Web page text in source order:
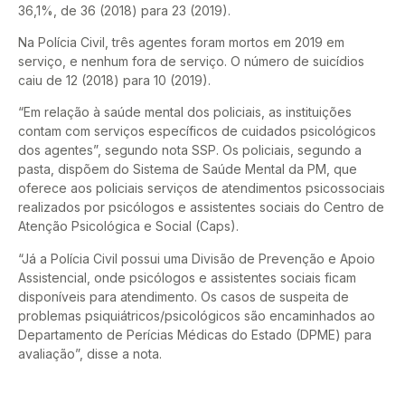
36,1%, de 36 (2018) para 23 (2019).
Na Polícia Civil, três agentes foram mortos em 2019 em
serviço, e nenhum fora de serviço. O número de suicídios
caiu de 12 (2018) para 10 (2019).
“Em relação à saúde mental dos policiais, as instituições
contam com serviços específicos de cuidados psicológicos
dos agentes”, segundo nota SSP. Os policiais, segundo a
pasta, dispõem do Sistema de Saúde Mental da PM, que
oferece aos policiais serviços de atendimentos psicossociais
realizados por psicólogos e assistentes sociais do Centro de
Atenção Psicológica e Social (Caps).
“Já a Polícia Civil possui uma Divisão de Prevenção e Apoio
Assistencial, onde psicólogos e assistentes sociais ficam
disponíveis para atendimento. Os casos de suspeita de
problemas psiquiátricos/psicológicos são encaminhados ao
Departamento de Perícias Médicas do Estado (DPME) para
avaliação”, disse a nota.